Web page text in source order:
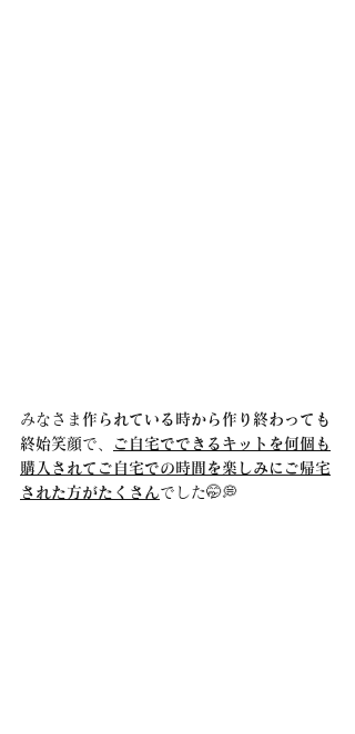
みなさま 作られている時から作り終わっても
終始笑顔で、
ご自宅でできるキットを何個も
購入されてご自宅での時間を楽しみにご帰宅
された方がたくさんでした🤭💭